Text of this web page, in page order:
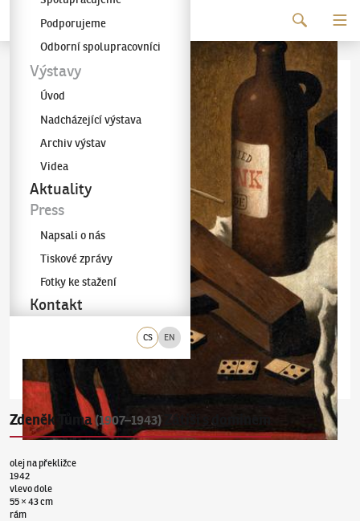
Galerie KODL
CS EN
Podporujeme
Odborní spolupracovníci
Výstavy
Úvod
Nadcházející výstava
Archiv výstav
Videa
Aktuality
Press
Napsali o nás
Tiskové zprávy
Fotky ke stažení
Kontakt
Zdeněk Tůma(1907–1943) Zátiší s dominem
olej na překližce
1942
vlevo dole
55 × 43 cm
rám